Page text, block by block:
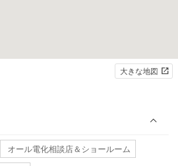
大きな地図
オール電化相談店＆ショールーム